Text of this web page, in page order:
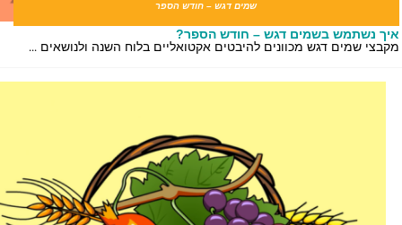
שמים דגש – חודש הספר
נשתמש בשמים דגש – חודש הספר?
שמים דגש מכוונים להיבטים אקטואליים בלוח השנה ולנושאים ...